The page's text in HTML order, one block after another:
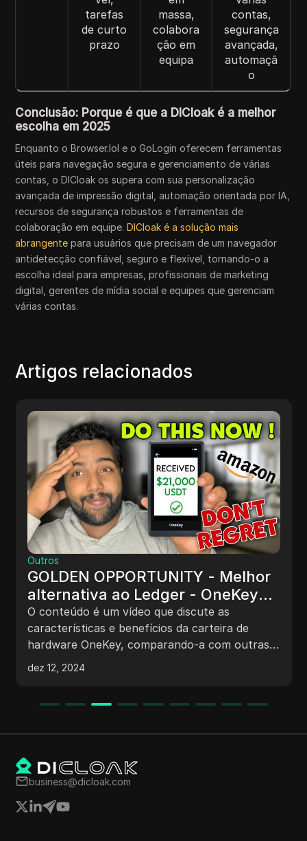
tarefas
de curto
prazo
massa,
colabora
ção em
equipa
contas,
segurança
avançada,
automaçã
o
Conclusão: Porque é que a DICloak é a melhor
escolha em 2025
Enquanto o Browser.lol e o GoLogin oferecem ferramentas
úteis para navegação segura e gerenciamento de várias
contas, o DICloak os supera com sua personalização
avançada de impressão digital, automação orientada por IA,
recursos de segurança robustos e ferramentas de
colaboração em equipe.DICloak é a solução mais
abrangente para usuários que precisam de um navegador
antidetecção confiável, seguro e flexível, tornando-o a
escolha ideal para empresas, profissionais de marketing
digital, gerentes de mídia social e equipes que gerenciam
várias contas.
Artigos relacionados
Outros
GOLDEN OPPORTUNITY - Melhor
alternativa ao Ledger - OneKey
disponível na Amazon + Sorteio
de criptomoedas grátis
O conteúdo é um vídeo que discute as
características e benefícios da carteira de
hardware OneKey, comparando-a com outras
carteiras de hardware importantes como
Trezor e Ledger. Também inclui informações
Amazon, suporte para endereços Ledger, e um
segurança e características únicas da OneKey
no mundo das criptomoedas.
dez 12, 2024
business@dicloak.com